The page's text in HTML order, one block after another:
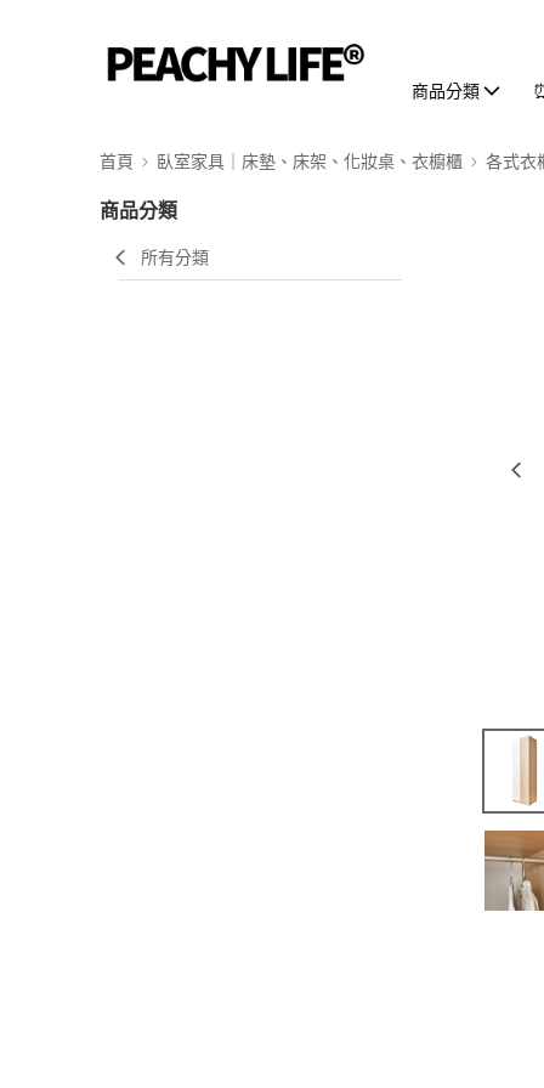
商品分類
首頁 臥室家具｜床墊、床架、化妝桌、衣櫥櫃 各式衣
商品分類
所有分類